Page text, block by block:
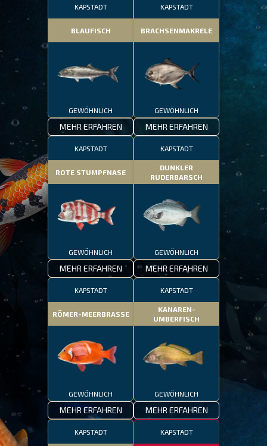
KAPSTADT
BLAUFISCH
GEWÖHNLICH
MEHR ERFAHREN
KAPSTADT
BRACHSENMAKRELE
GEWÖHNLICH
MEHR ERFAHREN
KAPSTADT
ROTE STUMPFNASE
GEWÖHNLICH
MEHR ERFAHREN
KAPSTADT
DUNKLER
RUDERBARSCH
GEWÖHNLICH
MEHR ERFAHREN
KAPSTADT
RÖMER-MEERBRASSE
GEWÖHNLICH
MEHR ERFAHREN
KAPSTADT
KANAREN-
UMBERFISCH
GEWÖHNLICH
MEHR ERFAHREN
KAPSTADT KAPSTADT